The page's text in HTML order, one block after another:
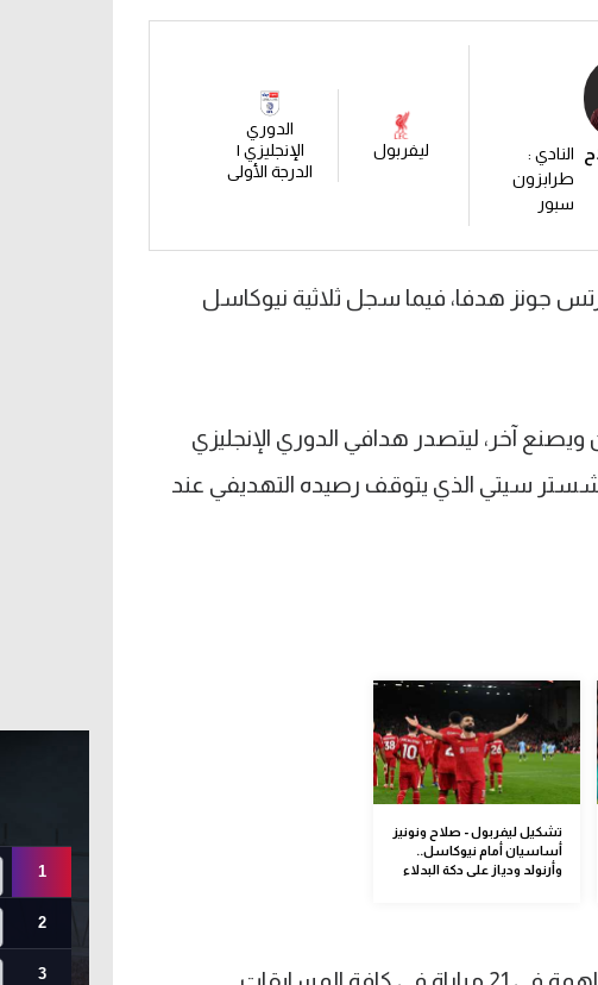
النادي :
طرابزون
سبور
ليفربول
الدوري
الإنجليزي |
الدرجة الأولى
جونز هدفا، فيما سجل ثلاثية نيوكاسل
آخر، ليتصدر هدافي الدوري الإنجليزي
مانشستر سيتي الذي يتوقف رصيده التهديفي عند
تشكيل ليفربول - صلاح ونونيز
أساسيان أمام نيوكاسل..
وأرنولد ودياز على دكة البدلاء